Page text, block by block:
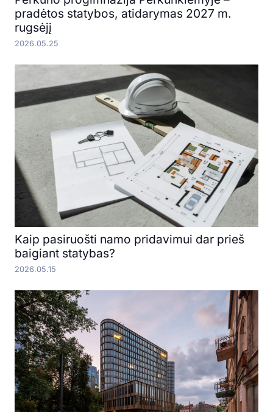
pradėtos statybos, atidarymas 2027 m.
rugsėjį
2026.05.25
Kaip pasiruošti namo pridavimui dar prieš
baigiant statybas?
2026.05.15